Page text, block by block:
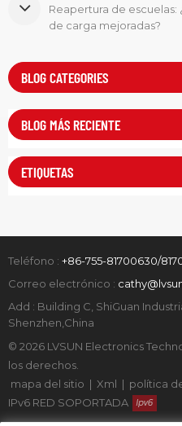
Reapertura de escuelas:
de carga mejoradas?
BLOG CATEGORIES
BLOG MÁS RECIENTE
ETIQUETAS
Teléfono : +86-755-81700630/
Correo electrónico :
Add : Building C, ShiGuan
Shenzhen,China
© 2026 LVSUN Electronics
los derechos.
mapa del sitio | Xml | política
IPv6 RED SOPORTADA